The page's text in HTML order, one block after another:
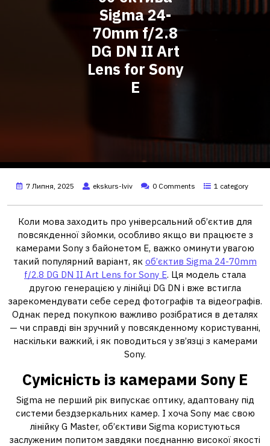
Sigma 24-
70mm f/2.8
DG DN II Art
Lens for Sony
E
7 Липня, 2025 ekskurs-lviv 0 Comments 1 category
Коли мова заходить про універсальний об’єктив для
повсякденної зйомки, особливо якщо ви працюєте з
камерами Sony з байонетом E, важко оминути увагою
такий популярний варіант, як об’єктив Sigma 24-70mm
f/2.8 DG DN II Art Lens for Sony E. Ця модель стала
другою генерацією у лінійці DG DN і вже встигла
зарекомендувати себе серед фотографів та відеографів.
Однак перед покупкою важливо розібратися в деталях
— чи справді він зручний у повсякденному користуванні,
наскільки важкий, і як поводиться у зв’язці з камерами
Sony.
Сумісність із камерами Sony E
Sigma не перший рік випускає оптику, адаптовану під
системи бездзеркальних камер. І хоча Sony має свою
лінійку G Master, об’єктиви Sigma користуються
заслуженим попитом завдяки поєднанню високої якості